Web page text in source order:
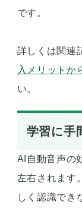
です。
詳しくは関連
入メリットか
い。
学習に手
AI自動音声の
左右されます
しく認識でき